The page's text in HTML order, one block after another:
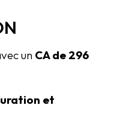
un CA de 296
et